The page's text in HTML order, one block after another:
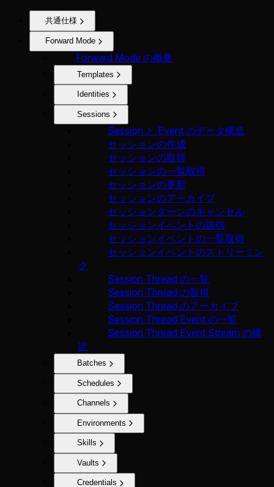
共通仕様
Forward Mode
Forward Mode の概要
Templates
Identities
Sessions
Session と Event のデータ構造
セッションの作成
セッションの取得
セッションの一覧取得
セッションの更新
セッションのアーカイブ
セッションターンのキャンセル
セッションイベントの送信
セッションイベントの一覧取得
セッションイベントのストリーミン
グ
Session Thread の一覧
Session Thread の取得
Session Thread のアーカイブ
Session Thread Event の一覧
Session Thread Event Stream の購
読
Batches
Schedules
Channels
Environments
Skills
Vaults
Credentials